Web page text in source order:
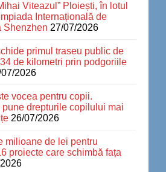
Viteazul” Ploiești, în lotul
Internațională de
Shenzhen 27/07/2026
primul traseu public de
de kilometri prin podgoriile
2026
vocea pentru copii.
drepturile copilului mai
26/07/2026
milioane de lei pentru
proiecte care schimbă fața